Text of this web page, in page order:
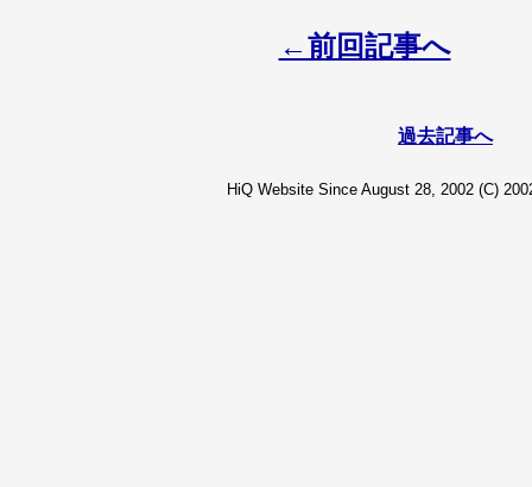
←前回記事へ
過去記事へ
HiQ Website Since August 28, 2002 (C)